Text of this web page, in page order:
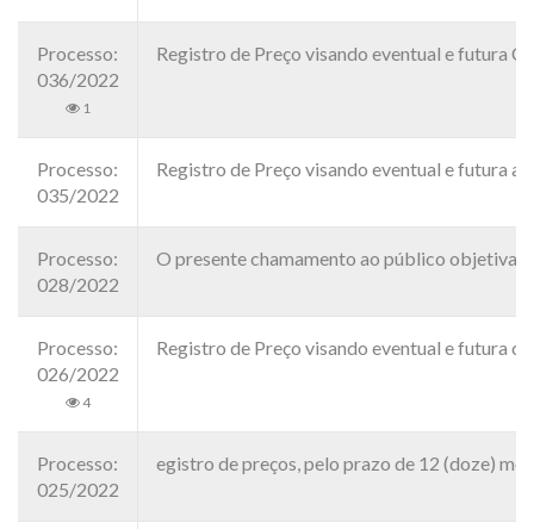
Processo:
036/2022
1
Registro de Preço visando eventual e futura
Processo:
035/2022
Registro de Preço visando eventual e futura
Processo:
028/2022
O presente chamamento ao público objetiva
Processo:
026/2022
4
Registro de Preço visando eventual e futura
Processo:
025/2022
egistro de preços, pelo prazo de 12 (doze)